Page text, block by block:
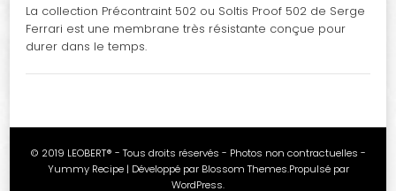
La collection Précontraint 502 ou Soltis Proof 502 de Serge
Ferrari est une membrane très résistante conçue pour
durer dans le temps.
© 2019 LEOBERT® - Tous droits réservés - Photos non contractuelles -
Yummy Recipe | Développé par Blossom Themes.Propulsé par
WordPress.